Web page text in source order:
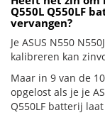
Q550L Q550LF
vervangen?
Je ASUS N550
kalibreren kan
Maar in 9 van de
opgelost als je je
Q550LF batterij